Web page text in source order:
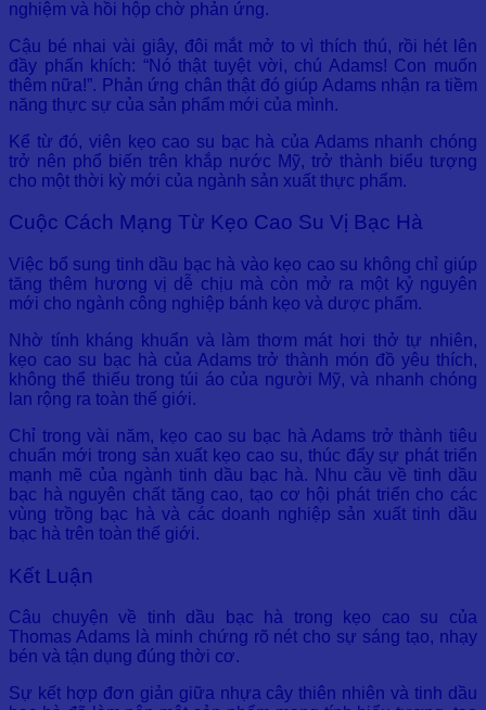
nghiệm và hồi hộp chờ phản ứng.
Cậu bé nhai vài giây, đôi mắt mở to vì thích thú, rồi hét lên
đầy phấn khích: “Nó thật tuyệt vời, chú Adams! Con muốn
thêm nữa!”. Phản ứng chân thật đó giúp Adams nhận ra tiềm
năng thực sự của sản phẩm mới của mình.
Kể từ đó, viên kẹo cao su bạc hà của Adams nhanh chóng
trở nên phổ biến trên khắp nước Mỹ, trở thành biểu tượng
cho một thời kỳ mới của ngành sản xuất thực phẩm.
Cuộc Cách Mạng Từ Kẹo Cao Su Vị Bạc Hà
Việc bổ sung tinh dầu bạc hà vào kẹo cao su không chỉ giúp
tăng thêm hương vị dễ chịu mà còn mở ra một kỷ nguyên
mới cho ngành công nghiệp bánh kẹo và dược phẩm.
Nhờ tính kháng khuẩn và làm thơm mát hơi thở tự nhiên,
kẹo cao su bạc hà của Adams trở thành món đồ yêu thích,
không thể thiếu trong túi áo của người Mỹ, và nhanh chóng
lan rộng ra toàn thế giới.
Chỉ trong vài năm, kẹo cao su bạc hà Adams trở thành tiêu
chuẩn mới trong sản xuất kẹo cao su, thúc đẩy sự phát triển
mạnh mẽ của ngành tinh dầu bạc hà. Nhu cầu về tinh dầu
bạc hà nguyên chất tăng cao, tạo cơ hội phát triển cho các
vùng trồng bạc hà và các doanh nghiệp sản xuất tinh dầu
bạc hà trên toàn thế giới.
Kết Luận
Câu chuyện về tinh dầu bạc hà trong kẹo cao su của
Thomas Adams là minh chứng rõ nét cho sự sáng tạo, nhạy
bén và tận dụng đúng thời cơ.
Sự kết hợp đơn giản giữa nhựa cây thiên nhiên và tinh dầu